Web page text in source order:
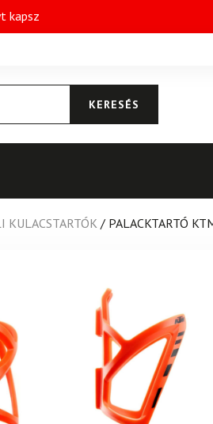
kapsz
KERESÉS
KULACSTARTÓK/ PALACKTARTÓ